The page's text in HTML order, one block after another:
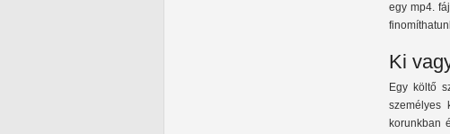
egy mp4.
Ki
Egy költő
személyes
korunkban